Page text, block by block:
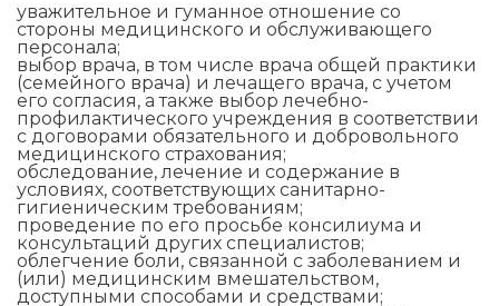
уважительное и гуманное отношение со
стороны медицинского и обслуживающего
персонала;
выбор врача, в том числе врача общей практики
(семейного врача) и лечащего врача, с учетом
его согласия, а также выбор лечебно-
профилактического учреждения в соответствии
с договорами обязательного и добровольного
медицинского страхования;
обследование, лечение и содержание в
условиях, соответствующих санитарно-
гигиеническим требованиям;
проведение по его просьбе консилиума и
консультаций других специалистов;
облегчение боли, связанной с заболеванием и
(или) медицинским вмешательством,
доступными способами и средствами;